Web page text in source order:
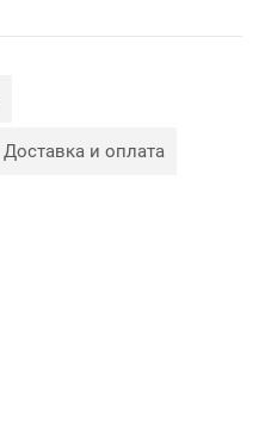
Доставка и оплата